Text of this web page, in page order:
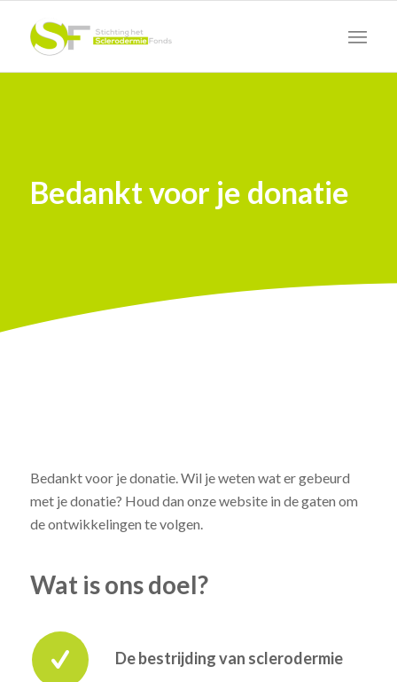
Bedankt voor je donatie
Bedankt voor je donatie. Wil je weten wat er gebeurd
met je donatie? Houd dan onze website in de gaten om
de ontwikkelingen te volgen.
Wat is ons doel?
De bestrijding van sclerodermie